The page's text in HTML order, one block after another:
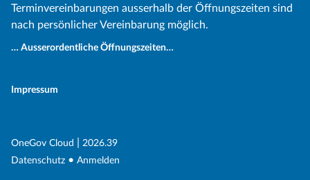
Terminvereinbarungen ausserhalb der Öffnungszeiten sind
nach persönlicher Vereinbarung möglich.
… Ausserordentliche Öffnungszeiten…
Impressum
OneGov Cloud (External Link)
2026.39
Datenschutz (External Link)
Anmelden